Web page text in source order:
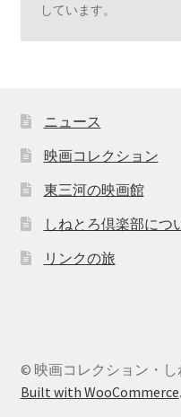
しています。
ニュース
映画コレクション
東三河の映画館
しねとろ倶楽部につ
リンクの旅
© 映画コレクション・し
Built with WooCommerce.